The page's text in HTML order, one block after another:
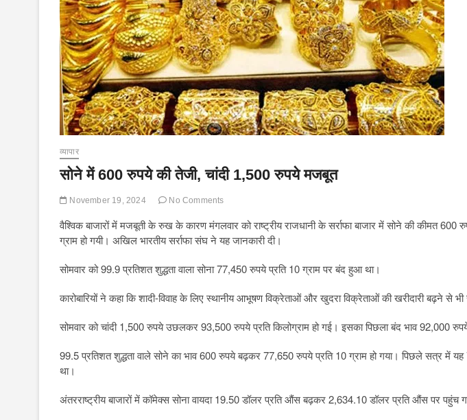
व्यापार
सोने में 600 रुपये की तेजी, चांदी 1,500 रुपये मजबूत
November 19, 2024 No Comments
वैश्विक बाजारों में मजबूती के रुख के कारण मंगलवार को राष्ट्रीय राजधानी के सर्राफा बाजार में सोने की कीमत
ग्राम हो गयी। अखिल भारतीय सर्राफा संघ ने यह जानकारी दी।
सोमवार को 99.9 प्रतिशत शुद्धता वाला सोना 77,450 रुपये प्रति 10 ग्राम पर बंद हुआ था।
कारोबारियों ने कहा कि शादी-विवाह के लिए स्थानीय आभूषण विक्रेताओं और खुदरा विक्रेताओं की खरीदारी बढ़ने से
सोमवार को चांदी 1,500 रुपये उछलकर 93,500 रुपये प्रति किलोग्राम हो गई। इसका पिछला बंद भाव 92,000 रुपये
99.5 प्रतिशत शुद्धता वाले सोने का भाव 600 रुपये बढ़कर 77,650 रुपये प्रति 10 ग्राम हो गया। पिछले सत्र में
था।
अंतरराष्ट्रीय बाजारों में कॉमेक्स सोना वायदा 19.50 डॉलर प्रति औंस बढ़कर 2,634.10 डॉलर प्रति औंस पर पहुंच